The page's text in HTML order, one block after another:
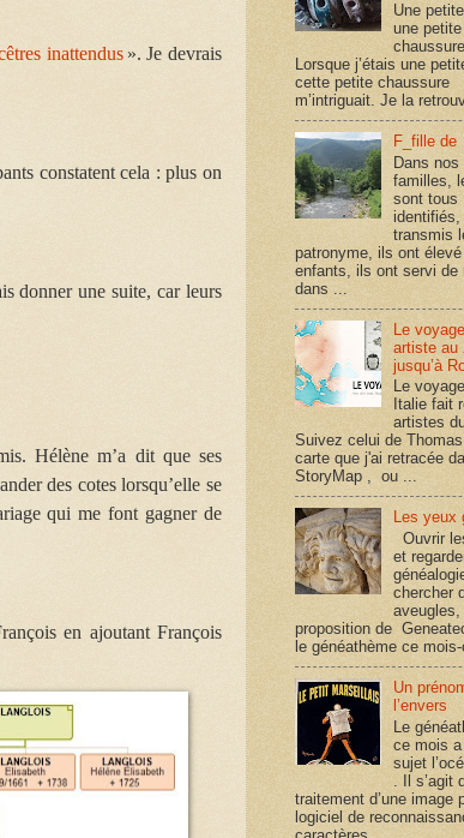
inattendus ». Je devrais
constatent cela : plus on
donner une suite, car leurs
Hélène m’a dit que ses
des cotes lorsqu’elle se
qui me font gagner de
en ajoutant François
Une
une petite
Lorsque j’étais une
cette petite chaussure
m’intriguait. Je la
F_fille de
Dans nos
familles,
sont tous
transmis
patronyme, ils ont
enfants, ils ont servi de
dans ...
Le
artiste au
jusqu’à
Le
Italie fait
artistes
Suivez celui de
carte que j'ai retracée
StoryMap , ou ...
Les yeux
Ouvrir
et
chercher
proposition de
le généathème ce mois-
Un
l’envers
Le
ce mois a
sujet
. Il s’agit
traitement d’une image
logiciel de